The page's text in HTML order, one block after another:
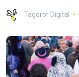
Tagoror Digital